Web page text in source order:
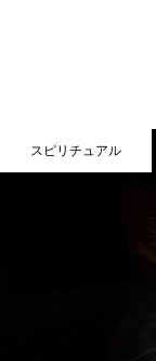
スピリチュアル